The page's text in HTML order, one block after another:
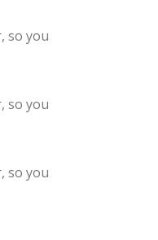
so you
so you
so you